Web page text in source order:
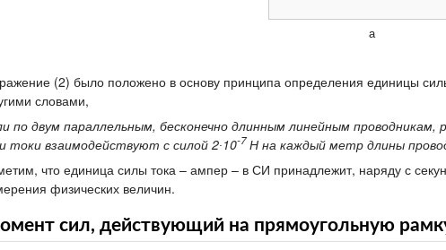
а
(2) было положено в основу принципа определения единицы
словами,
по двум параллельным, бесконечно длинным линейным
токи взаимодействуют с силой 2∙10-7Н на каждый метр длины
что единица силы тока – ампер – в СИ принадлежит, наряду с
физических величин.
сил, действующий на прямоугольную